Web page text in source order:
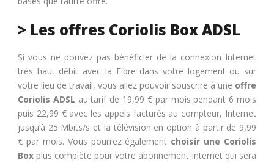
> Les offres Coriolis Box ADSL
Si vous ne pouvez pas bénéficier de la connexion Internet
très haut débit avec la Fibre dans votre logement ou sur
votre lieu de travail, vous allez pouvoir souscrire à une offre
Coriolis ADSL au tarif de 19,99 € par mois pendant 6 mois
puis 22,99 € avec les appels facturés au compteur, Internet
jusqu’à 25 Mbits/s et la télévision en option à partir de 9,99
€ par mois. Vous pourrez également choisir une Coriolis
Box plus complète pour votre abonnement Internet qui sera